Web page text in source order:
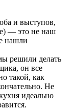
и выступов,
— это не наш
нашли
решили делать
он все
такой, как
Не
идеально